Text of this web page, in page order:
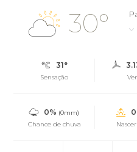
30°
31°
Sensação
0% (0mm)
Chance de chuva